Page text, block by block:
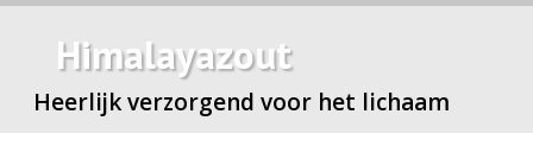
Himalayazout
Heerlijk verzorgend voor het lichaam